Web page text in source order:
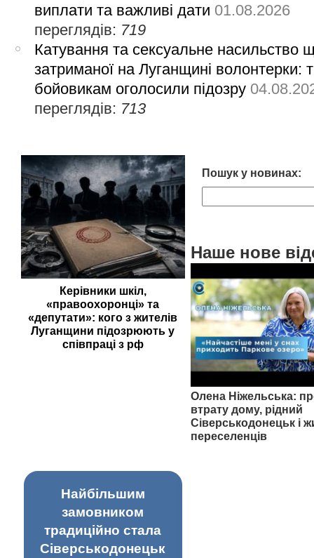
виплати та важливі дати 01.08.2026
переглядів: 719
Катування та сексуальне насильство
затриманої на Луганщині волонтерки:
бойовикам оголосили підозру
переглядів: 713
Керівники шкіл,
«правоохоронці» та
«депутати»: кого з жителів
Луганщини підозрюють у
співпраці з рф
Пошук у новинах:
Наше нове
Олена Ніжельська:
втрату дому, рідний
Сіверськодонецьк і
переселенців
Найбільшим
замовником
традиційно стала
Сіверськодонецьк